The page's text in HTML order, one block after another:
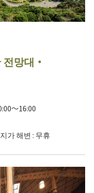
망대・
～16:00
가 해변 : 무휴